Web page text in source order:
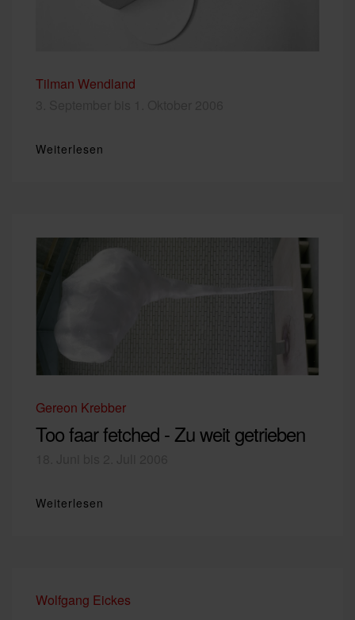
Tilman Wendland
Weiterlesen
Gereon Krebber
Too faar fetched - Zu weit getrieben
Weiterlesen
Wolfgang Eickes